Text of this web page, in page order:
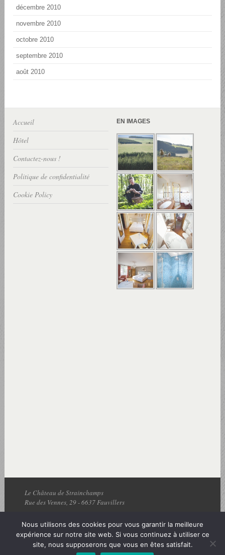
décembre 2010
novembre 2010
octobre 2010
septembre 2010
août 2010
Accueil
Hôtel
Contactez-nous !
Politique de confidentialité
Cookie Policy
EN IMAGES
Le Château de Strainchamps
Rue des Vennes, 29-6637Fauvillers
Tel :+32 63.60.08.12| Fax : +32 63/60.12.28 | Email :contact
© Copyright 2026 - Réalisation:Expert Google AdWords- Château de
Strainchamps | Bastogne | Ardennes | Luxembourg
Nous utilisons des cookies pour vous garantir la meilleure
expérience sur notre site web. Si vous continuez à utiliser ce
site, nous supposerons que vous en êtes satisfait.